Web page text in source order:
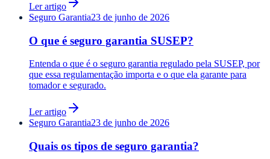
Ler artigo
Seguro Garantia23 de junho de 2026
O que é seguro garantia SUSEP?
Entenda o que é o seguro garantia regulado pela SUSEP, por
que essa regulamentação importa e o que ela garante para
tomador e segurado.
Ler artigo
Seguro Garantia23 de junho de 2026
Quais os tipos de seguro garantia?